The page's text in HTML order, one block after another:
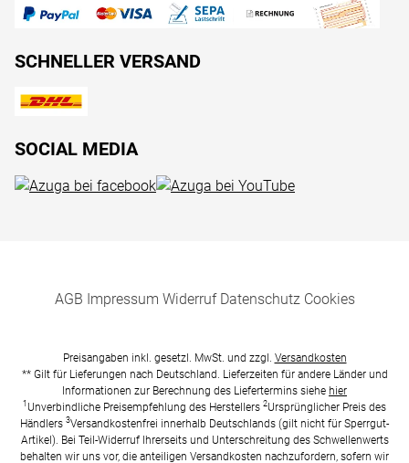
SCHNELLER VERSAND
SOCIAL MEDIA
AGB Impressum Widerruf Datenschutz Cookies
Preisangaben inkl. gesetzl. MwSt. und zzgl. Versandkosten
** Gilt für Lieferungen nach Deutschland. Lieferzeiten für andere Länder und
Informationen zur Berechnung des Liefertermins siehe hier
1 Unverbindliche Preisempfehlung des Herstellers 2Ursprünglicher Preis des
Händlers 3Versandkostenfrei innerhalb Deutschlands (gilt nicht für Sperrgut-
Artikel). Bei Teil-Widerruf Ihrerseits und Unterschreitung des Schwellenwerts
behalten wir uns vor, die anteiligen Versandkosten nachzufordern, sofern wir